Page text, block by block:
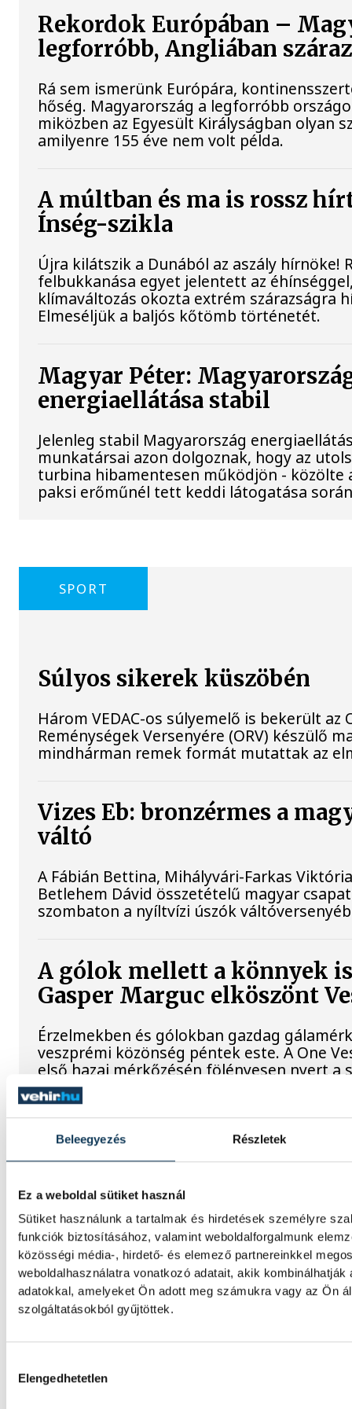
Beleegyezés Részletek
Ez a weboldal sütiket használ
Sütiket használunk a tartalmak és hirdetések személyre
funkciók biztosításához, valamint weboldalforgalmunk
közösségi média-, hirdető- és elemező partnereinkkel
weboldalhasználatra vonatkozó adatait, akik
adatokkal, amelyeket Ön adott meg számukra vagy az Ön
szolgáltatásokból gyűjtöttek.
Elengedhetetlen
Rekordok Európában –
legforróbb, Angliában
Rá sem ismerünk Európára,
hőség. Magyarország a legforróbb
miközben az Egyesült Királyságban olyan
amilyenre 155 éve nem volt példa.
A múltban és ma is rossz
Ínség-szikla
Újra kilátszik a Dunából az aszály hírnöke!
felbukkanása egyet jelentett az
klímaváltozás okozta extrém szárazságra
Elmeséljük a baljós kőtömb történetét.
Magyar Péter:
energiaellátása stabil
Jelenleg stabil Magyarország
munkatársai azon dolgoznak, hogy az
turbina hibamentesen működjön - közölte
paksi erőműnél tett keddi látogatása
SPORT
Súlyos sikerek küszöbén
Három VEDAC-os súlyemelő is bekerült az
Reménységek Versenyére (ORV) készülő
mindhárman remek formát mutattak az
Vizes Eb: bronzérmes a
váltó
A Fábián Bettina, Mihályvári-Farkas
Betlehem Dávid összetételű magyar
szombaton a nyíltvízi úszók
A gólok mellett a könnyek
Gasper Marguc elköszönt
Érzelmekben és gólokban gazdag
veszprémi közönség péntek este. A One
első hazai mérkőzésén fölényesen nyert a
ellen, az est azonban Gasper Marguc
örökre emlékezetes. A szlovén
öltötte magára a bakonyiak 24-es mezét,
visszavonultatott.
Dr. Bartha Csaba:
Bajnokok Ligája négyes
Huszonkét játékossal vág neki a 2026/27-
Veszprém férfi kézilabdacsapata. A klub
szezonnyitó sajtótájékoztatóján dr. Bartha
kijelentette: a jubileumi idényben a hazai
célkitűzés.